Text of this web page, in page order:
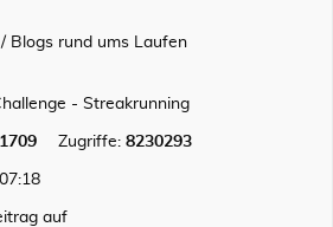
/ Blogs rund ums Laufen
- Streakrunning
1709 Zugriffe: 8230293
auf